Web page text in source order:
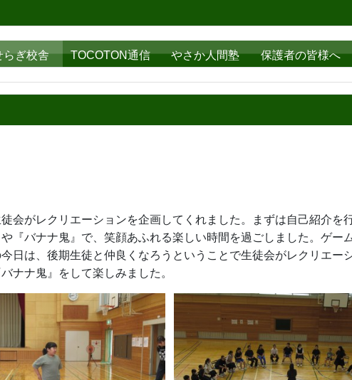
らぎ校舎 TOCOTON通信 やさか人間塾 保護者の皆様へ
がレクリエーションを企画してくれました。まずは自己紹介を
『バナナ鬼』で、笑顔あふれる楽しい時間を過ごしました。ゲー
日は、後期生徒と仲良くなろうということで生徒会がレクリエー
ナナ鬼』をして楽しみました。